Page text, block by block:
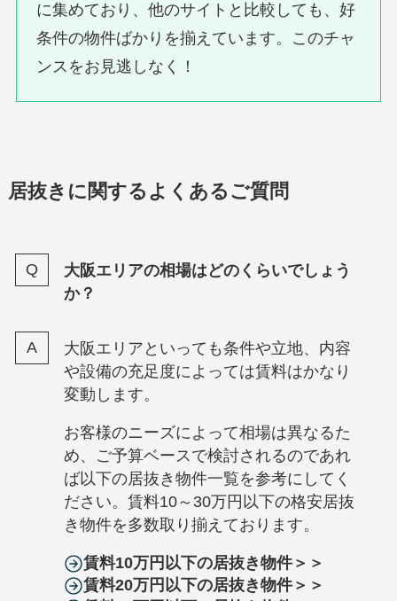
に集めており、他のサイトと比較しても、好
条件の物件ばかりを揃えています。このチャ
ンスをお見逃しなく！
居抜きに関するよくあるご質問
大阪エリアの相場はどのくらいでしょう
か？
大阪エリアといっても条件や立地、内容
や設備の充足度によっては賃料はかなり
変動します。
お客様のニーズによって相場は異なるた
め、ご予算ベースで検討されるのであれ
ば以下の居抜き物件一覧を参考にしてく
ださい。賃料10～30万円以下の格安居抜
き物件を多数取り揃えております。
賃料10万円以下の居抜き物件＞＞
賃料20万円以下の居抜き物件＞＞